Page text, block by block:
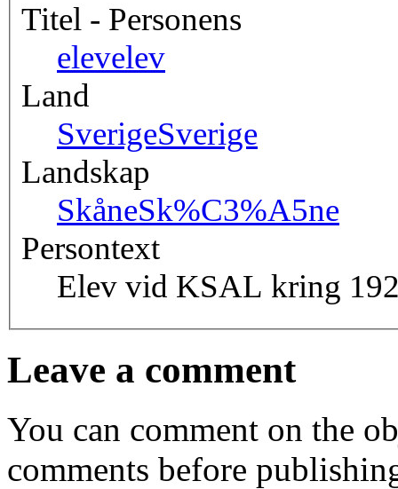
Titel - Personens
elevelev
Land
SverigeSverige
Landskap
SkåneSk%C3%A5ne
Persontext
Elev vid KSAL kring
Leave a comment
You can comment on the
comments before